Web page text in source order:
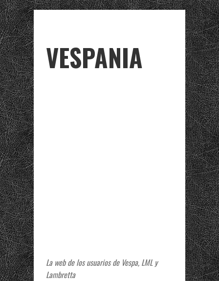
VESPANIA
La web de los usuarios de Vespa, LML y
Lambretta